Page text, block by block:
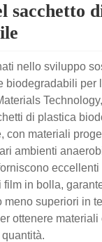
sacchetto
nello sviluppo
biodegradabili per
di plastica
con materiali
ambienti
film in bolla,
meno superiori in
ottenere